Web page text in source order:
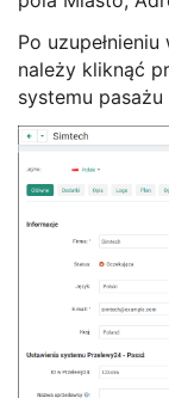
Po
należy kliknąć
systemu